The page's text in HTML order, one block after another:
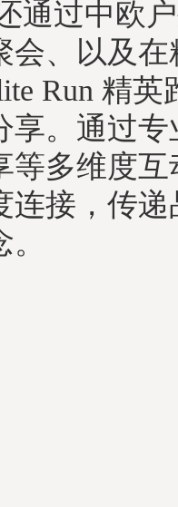
通过中欧
会、以及
Run 精英
享。通过
等多维度
连接，传